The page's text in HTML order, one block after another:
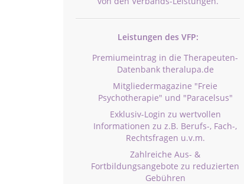
Leistungen des VFP:
Premiumeintrag in die Therapeuten-
Datenbank theralupa.de
Mitgliedermagazine "Freie
Psychotherapie" und "Paracelsus"
Exklusiv-Login zu wertvollen
Informationen zu z.B. Berufs-, Fach-,
Rechtsfragen u.v.m.
Zahlreiche Aus- &
Fortbildungsangebote zu reduzierten
Gebühren